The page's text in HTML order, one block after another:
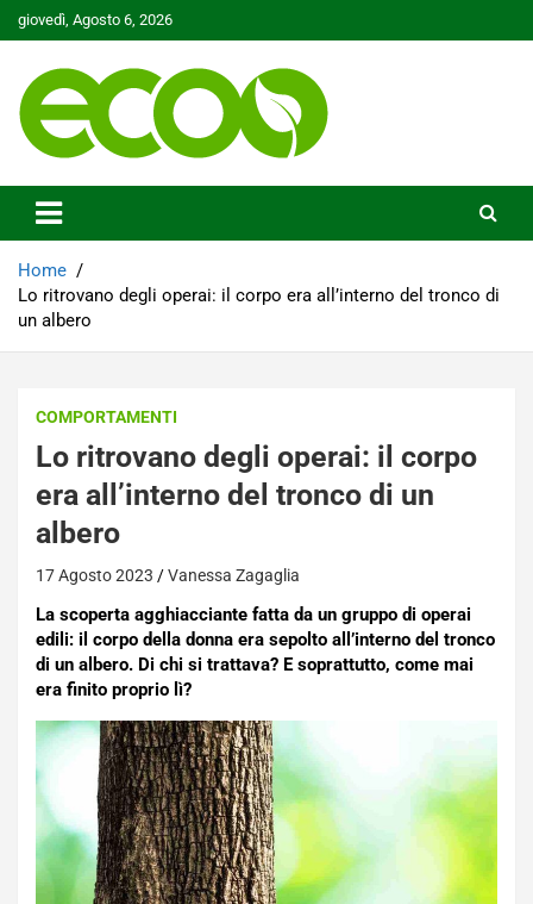
Skip
to
giovedì, Agosto 6, 2026
Ecoo.it
Home
Lo ritrovano degli operai: il corpo era all’interno del tronco di
un albero
COMPORTAMENTI
Lo ritrovano degli operai: il corpo
era all’interno del tronco di un
albero
17 Agosto 2023 Vanessa Zagaglia
La scoperta agghiacciante fatta da un gruppo di operai
edili: il corpo della donna era sepolto all’interno del tronco
di un albero. Di chi si trattava? E soprattutto, come mai
era finito proprio lì?